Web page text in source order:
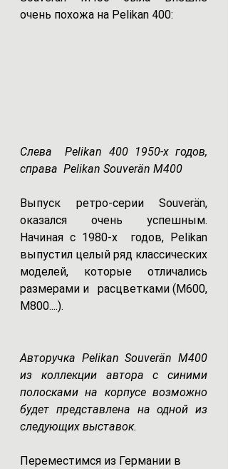
очень похожа на Pelikan 400:
Слева  Pelikan 400 1950-х годов,
справа  Pelikan Souverän M400
Выпуск ретро-серии Souverän,
оказался очень уcпешным.
Начиная с 1980-х  годов, Pelikan
выпустил целый ряд классических
моделей, которые отличались
размерами и   расцветками (M600,
M800....).
Авторучка Pelikan Souverän M400
из коллекции автора с синими
полосками на корпусе возможно
будет представлена на одной из
следующих выставок.
Переместимся из Германии в